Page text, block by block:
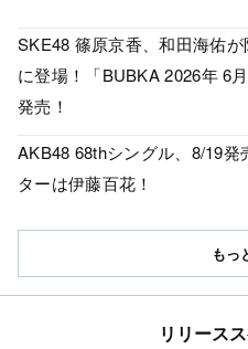
SKE48 篠原京香、和田海佑
に登場！「BUBKA 2026年 6
発売！
AKB48 68thシングル、8/19発
ターは伊藤百花！
もっ
リリース